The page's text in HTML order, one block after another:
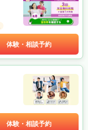
体験・相談予約
体験・相談予約